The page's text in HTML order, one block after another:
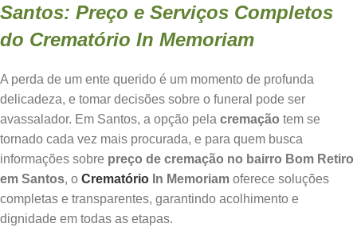
Santos: Preço e Serviços Completos
do Crematório In Memoriam
A perda de um ente querido é um momento de profunda
delicadeza, e tomar decisões sobre o funeral pode ser
avassalador. Em Santos, a opção pela cremação tem se
tornado cada vez mais procurada, e para quem busca
informações sobre preço de cremação no bairro Bom Retiro
em Santos, o Crematório In Memoriam oferece soluções
completas e transparentes, garantindo acolhimento e
dignidade em todas as etapas.